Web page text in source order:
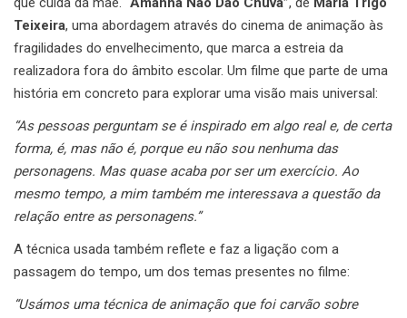
Teixeira, uma abordagem através do cinema de animação às
fragilidades do envelhecimento, que marca a estreia da
realizadora fora do âmbito escolar. Um filme que parte de uma
história em concreto para explorar uma visão mais universal:
“As pessoas perguntam se é inspirado em algo real e, de certa
forma, é, mas não é, porque eu não sou nenhuma das
personagens. Mas quase acaba por ser um exercício. Ao
mesmo tempo, a mim também me interessava a questão da
relação entre as personagens.”
A técnica usada também reflete e faz a ligação com a
passagem do tempo, um dos temas presentes no filme:
“Usámos uma técnica de animação que foi carvão sobre